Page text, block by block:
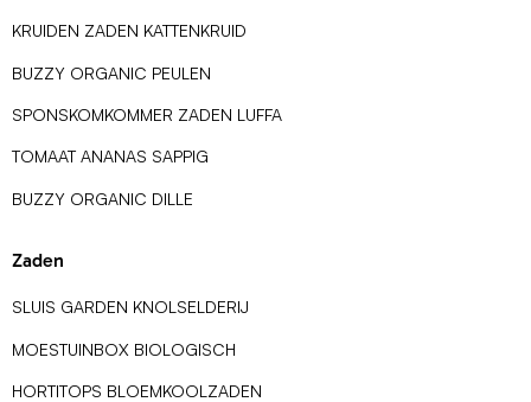
KRUIDEN ZADEN KATTENKRUID
BUZZY ORGANIC PEULEN
SPONSKOMKOMMER ZADEN LUFFA
TOMAAT ANANAS SAPPIG
BUZZY ORGANIC DILLE
Zaden
SLUIS GARDEN KNOLSELDERIJ
MOESTUINBOX BIOLOGISCH
HORTITOPS BLOEMKOOLZADEN